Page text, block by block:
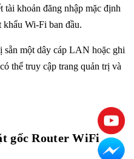
tài khoản đăng nhập mặc định
khẩu Wi-Fi ban đầu.
sẵn một dây cáp LAN hoặc ghi
thể truy cập trang quản trị và
gốc Router WiFi